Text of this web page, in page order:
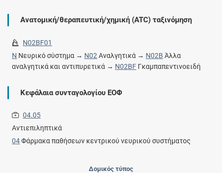
Ανατομική/θεραπευτική/χημική (ATC) ταξινόμηση
N02BF01
N Νευρικό σύστημα → N02 Αναλγητικά → N02B Άλλα
αναλγητικά και αντιπυρετικά → N02BF Γκαμπαπεντινοειδή
Κεφάλαια συνταγολογίου ΕΟΦ
04.05
Αντιεπιληπτικά
04Φάρμακα παθήσεων κεντρικού νευρικού συστήματος
Δομικός τύπος